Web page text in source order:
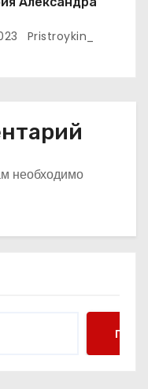
Pristroykin_
необходимо
Поиск